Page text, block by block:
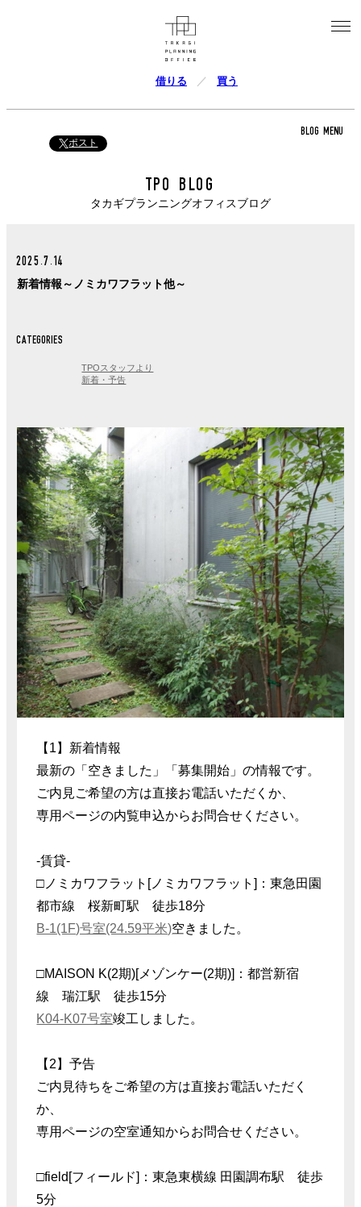
借りる 買う
ポスト
BLOG MENU
TPO BLOG
タカギプランニングオフィスブログ
2025.7.14
新着情報～ノミカワフラット他～
CATEGORIES
TPOスタッフより
新着・予告
【1】新着情報
最新の「空きました」「募集開始」の情報です。
ご内見ご希望の方は直接お電話いただくか、
専用ページの内覧申込からお問合せください。
-賃貸-
□ノミカワフラット[ノミカワフラット]：東急田園
都市線 桜新町駅 徒歩18分
B-1(1F)号室(24.59平米)空きました。
□MAISON K(2期)[メゾンケー(2期)]：都営新宿
線 瑞江駅 徒歩15分
K04-K07号室竣工しました。
【2】予告
ご内見待ちをご希望の方は直接お電話いただく
か、
専用ページの空室通知からお問合せください。
□field[フィールド]：東急東横線 田園調布駅 徒歩
5分